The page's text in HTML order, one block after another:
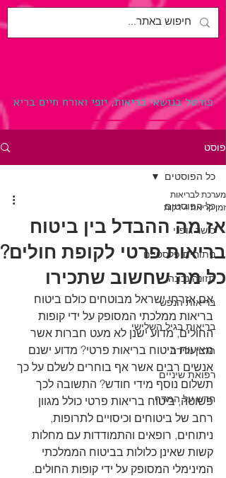
לבריאות.
פורטל בנושאי בריאות, יופי ואורח חיים בריא
פוסט
כל הפוסטים
כושר גופני
ניתוחים פלסטיים
תזונה נכונה
בריאות הנפש
בריאות בגיל השלישי
הריון ולידה
רפואת שיניים
חדש על המדף
כל הפוסטים
אז מה ההבדל בין ביטוח
בריאות פרטי לקופת חולים?
כל מה שחשוב שתכירו
מערכת לבריאות
זמן קריאה 4 דקות
אם אזרחי ישראל מבוטחים כולם ביטוח
בריאות ממלכתי המסופק על ידי קופות
החולים, מדוע ישנן לא מעט חברות אשר
מציעות ביטוח בריאות פרטי? מדוע ישנם
אנשים רבים אשר אף בוחרים לשלם על כך
תשלום נוסף מידי חודש? התשובה לכך
פשוטה, ביטוח בריאות פרטי כולל מגוון
רחב של ביטוחים וכיסויים לתרופות,
ניתוחים, רופאים והתמודדות עם מחלות
קשות שאינן כלולות בביטוח הממלכתי
המינימלי המסופק על ידי קופות החולים.